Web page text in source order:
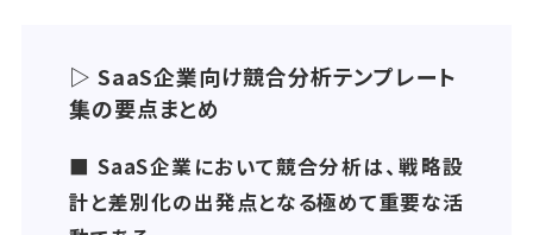
▷ SaaS企業向け競合分析テンプレート
集の要点まとめ
■ SaaS企業において競合分析は、戦略設
計と差別化の出発点となる極めて重要な活